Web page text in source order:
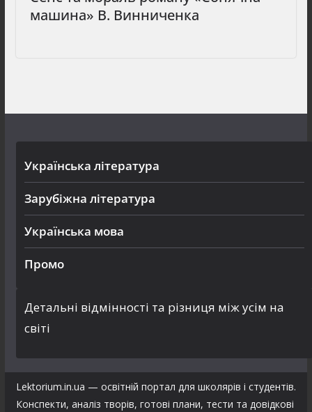
машина» В. Винниченка
Українська література
Зарубіжна література
Українська мова
Промо
Детальні відмінності та різниця між усім на
світі
Lektorium.in.ua — освітній портал для школярів і студентів.
Конспекти, аналіз творів, готові плани, тести та довідкові